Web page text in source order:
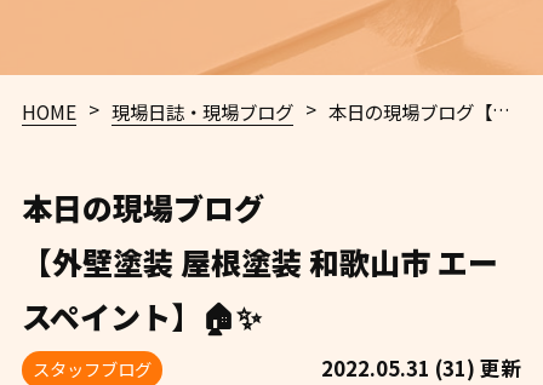
HOME > 現場日誌・現場ブログ > 本日の現場ブログ 【外壁塗装 屋根塗装 和歌山市 エースペイント】🏠✨
本日の現場ブログ
【外壁塗装 屋根塗装 和歌山市 エー
スペイント】🏠✨
スタッフブログ 2022.05.31 (31) 更新